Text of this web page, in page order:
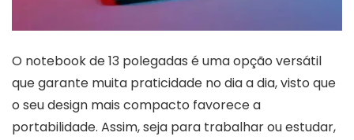
O notebook de 13 polegadas é uma opção versátil
que garante muita praticidade no dia a dia, visto que
o seu design mais compacto favorece a
portabilidade. Assim, seja para trabalhar ou estudar,